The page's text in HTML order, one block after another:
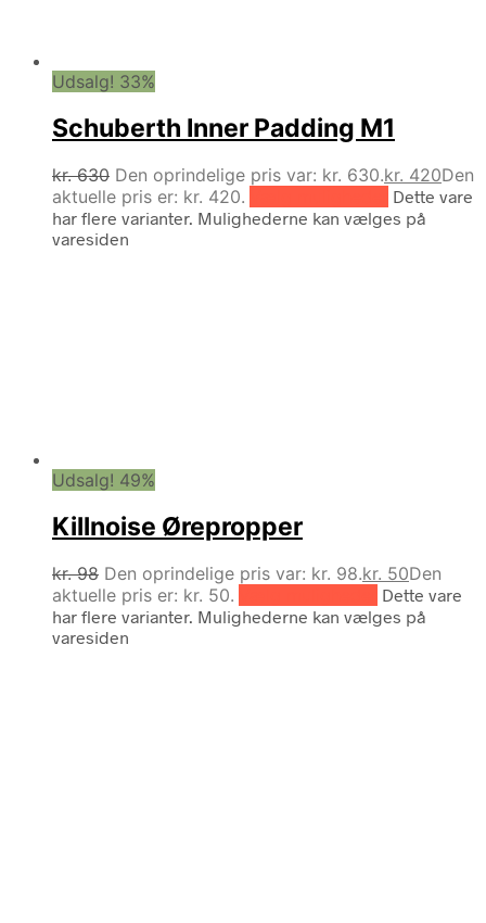
Udsalg! 33%
Schuberth Inner Padding M1
kr.630 Den oprindelige pris var: kr. 630.kr. 420Den
aktuelle pris er: kr. 420.
Dette vare
har flere varianter. Mulighederne kan vælges på
varesiden
Udsalg! 49%
Killnoise Ørepropper
kr.98 Den oprindelige pris var: kr. 98.kr. 50Den
aktuelle pris er: kr. 50.
Dette vare
har flere varianter. Mulighederne kan vælges på
varesiden